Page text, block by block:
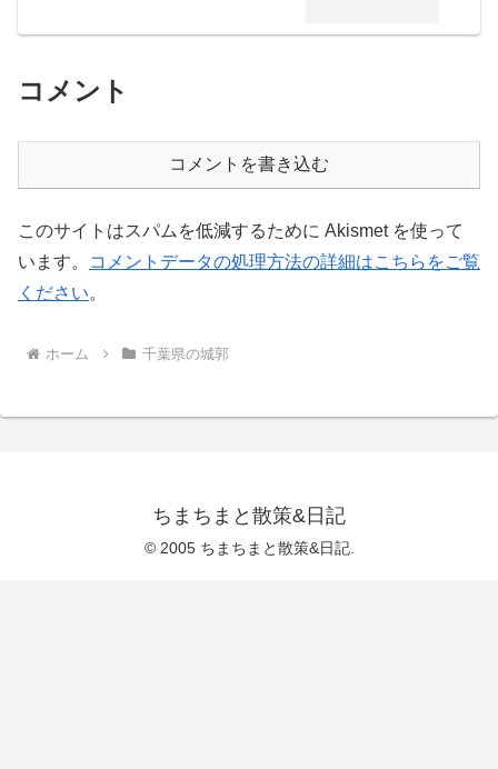
コメント
コメントを書き込む
このサイトはスパムを低減するために Akismet を使って
います。
コメントデータの処理方法の詳細はこちらをご覧
ください。
ホーム 千葉県の城郭
ちまちまと散策&日記
© 2005 ちまちまと散策&日記.